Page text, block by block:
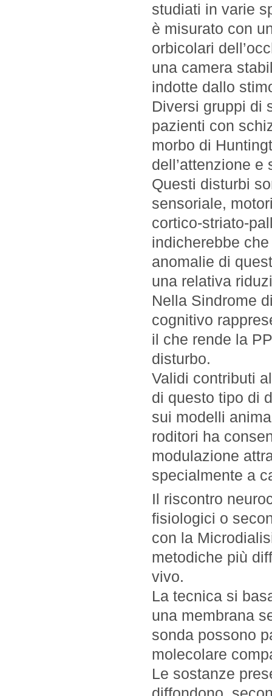
studiati in varie
è misurato con
orbicolari
una camera
indotte dallo
Diversi gruppi di
pazienti con
morbo di
dell’attenzione e
Questi disturbi
sensoriale,
cortico-striato-
indicherebbe
anomalie di
una relativa
Nella Sindrome
cognitivo
il che rende la
disturbo.
Validi contributi
di questo tipo di
sui modelli
roditori ha
modulazione
specialmente a
Il riscontro
fisiologici o
con la
metodiche più
vivo.
La tecnica si
una membrana
sonda possono
molecolare
Le sostanze